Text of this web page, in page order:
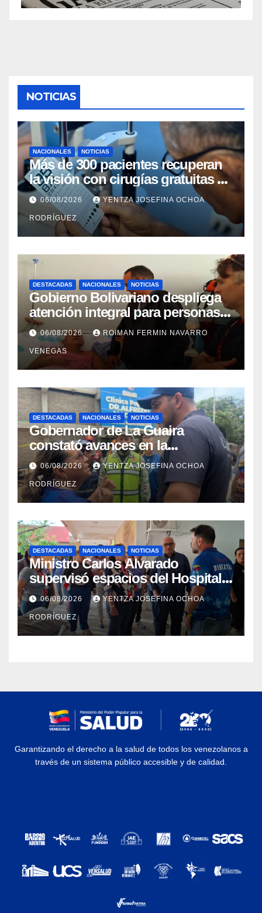
NOTICIAS
NACIONALES NOTICIAS
Más de 300 pacientes recuperan
la visión con cirugías gratuitas de
cataratas en Zulia
06/08/2026 YENTZA JOSEFINA OCHOA
RODRÍGUEZ
DESTACADAS NACIONALES NOTICIAS
Gobierno Bolivariano despliega
atención integral para personas
con discapacidad en
campamentos de La Guaira
06/08/2026 ROIMAN FERMIN NAVARRO
VENEGAS
DESTACADAS NACIONALES NOTICIAS
Gobernador de La Guaira
constató avances en la
rehabilitación del Hospitalito de
Catia la Mar
06/08/2026 YENTZA JOSEFINA OCHOA
RODRÍGUEZ
DESTACADAS NACIONALES NOTICIAS
Ministro Carlos Alvarado
supervisó espacios del Hospital
Dermatológico Dr. Martín Vegas
en La Guaira
06/08/2026 YENTZA JOSEFINA OCHOA
RODRÍGUEZ
Garantizando el derecho a la salud de todos los venezolanos a
través de un sistema público accesible y de calidad.